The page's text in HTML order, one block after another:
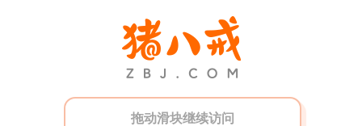
拖动滑块继续访问